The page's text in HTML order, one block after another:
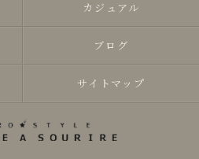
カジュアル
ブログ
サイトマップ